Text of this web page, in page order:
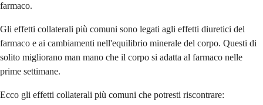
farmaco.
Gli effetti collaterali più comuni sono legati agli effetti diuretici del
farmaco e ai cambiamenti nell'equilibrio minerale del corpo. Questi di
solito migliorano man mano che il corpo si adatta al farmaco nelle
prime settimane.
Ecco gli effetti collaterali più comuni che potresti riscontrare: